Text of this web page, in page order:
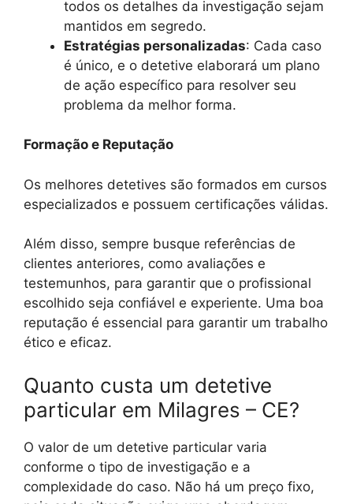
todos os detalhes da investigação sejam
mantidos em segredo.
Estratégias personalizadas: Cada caso
é único, e o detetive elaborará um plano
de ação específico para resolver seu
problema da melhor forma.
Formação e Reputação
Os melhores detetives são formados em cursos
especializados e possuem certificações válidas.
Além disso, sempre busque referências de
clientes anteriores, como avaliações e
testemunhos, para garantir que o profissional
escolhido seja confiável e experiente. Uma boa
reputação é essencial para garantir um trabalho
ético e eficaz.
Quanto custa um detetive
particular em Milagres – CE?
O valor de um detetive particular varia
conforme o tipo de investigação e a
complexidade do caso. Não há um preço fixo,